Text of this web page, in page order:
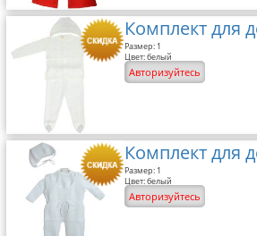
Комплект для
Размер: 1
Цвет: белый
Авторизуйтесь
Комплект для
Размер: 1
Цвет: белый
Авторизуйтесь